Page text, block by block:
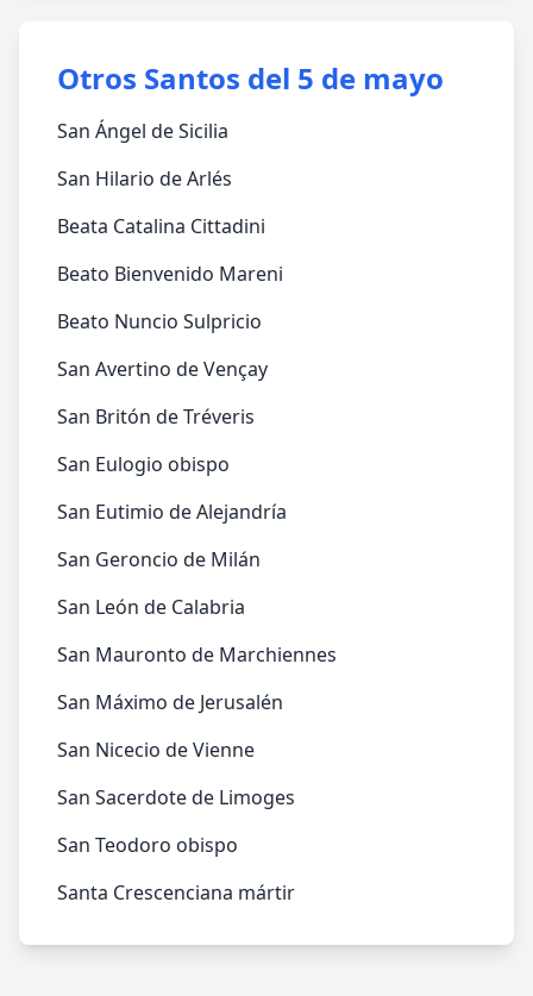
Otros Santos del 5 de mayo
San Ángel de Sicilia
San Hilario de Arlés
Beata Catalina Cittadini
Beato Bienvenido Mareni
Beato Nuncio Sulpricio
San Avertino de Vençay
San Britón de Tréveris
San Eulogio obispo
San Eutimio de Alejandría
San Geroncio de Milán
San León de Calabria
San Mauronto de Marchiennes
San Máximo de Jerusalén
San Nicecio de Vienne
San Sacerdote de Limoges
San Teodoro obispo
Santa Crescenciana mártir